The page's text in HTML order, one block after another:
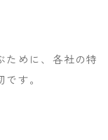
ために、各社の特
す。